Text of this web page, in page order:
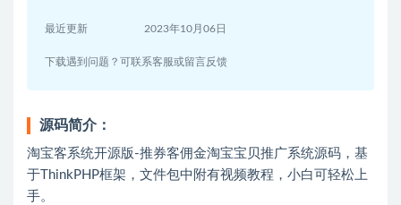
最近更新 2023年10月06日
下载遇到问题？可联系客服或留言反馈
源码简介：
淘宝客系统开源版-推券客佣金淘宝宝贝推广系统源码，基
于ThinkPHP框架，文件包中附有视频教程，小白可轻松上
手。